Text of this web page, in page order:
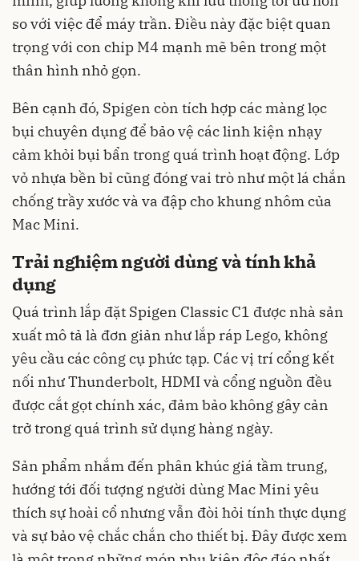
so với việc để máy trần. Điều này đặc biệt quan
trọng với con chip M4 mạnh mẽ bên trong một
thân hình nhỏ gọn.
Bên cạnh đó, Spigen còn tích hợp các màng lọc
bụi chuyên dụng để bảo vệ các linh kiện nhạy
cảm khỏi bụi bẩn trong quá trình hoạt động. Lớp
vỏ nhựa bền bỉ cũng đóng vai trò như một lá chắn
chống trầy xước và va đập cho khung nhôm của
Mac Mini.
Trải nghiệm người dùng và tính khả
dụng
Quá trình lắp đặt Spigen Classic C1 được nhà sản
xuất mô tả là đơn giản như lắp ráp Lego, không
yêu cầu các công cụ phức tạp. Các vị trí cổng kết
nối như Thunderbolt, HDMI và cổng nguồn đều
được cắt gọt chính xác, đảm bảo không gây cản
trở trong quá trình sử dụng hàng ngày.
Sản phẩm nhắm đến phân khúc giá tầm trung,
hướng tới đối tượng người dùng Mac Mini yêu
thích sự hoài cổ nhưng vẫn đòi hỏi tính thực dụng
và sự bảo vệ chắc chắn cho thiết bị. Đây được xem